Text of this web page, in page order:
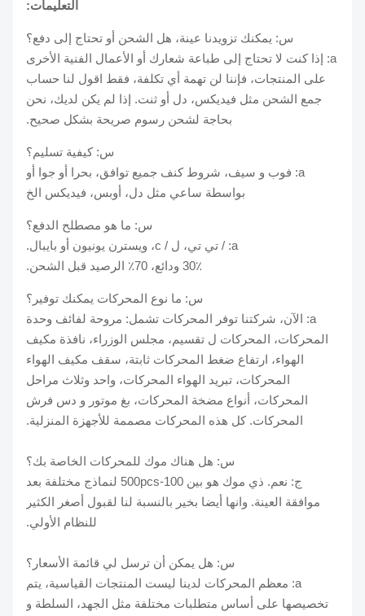
التعليمات:
س: يمكنك تزويدنا عينة، هل الشحن أو تحتاج إلى دفع؟
a: إذا كنت لا تحتاج إلى طباعة شعارك أو الأعمال الفنية الأخرى
على المنتجات، فإننا لن تهمة أي تكلفة، فقط اقول لنا حساب
جمع الشحن مثل فيديكس، دل أو ثنت. إذا لم يكن لديك، نحن
بحاجة لشحن رسوم صريحة بشكل صحيح.
س: كيفية تسليم؟
a: فوب و سيف، شروط كنف جميع توافق، بحرا أو جوا أو
بواسطة ساعي مثل دل، أوبس، فيديكس الخ
س: ما هو مصطلح الدفع؟
س: ما نوع المحركات يمكنك توفير؟
a: الآن، شركتنا توفر المحركات تشمل: مروحة لفائف وحدة
المحركات، المحركات ل تقسيم، مجلس الوزراء، نافذة مكيف
الهواء، ارتفاع ضغط المحركات ثابتة، سقف مكيف الهواء
المحركات، تبريد الهواء المحركات، واحد وثلاث مراحل
المحركات، أنواع مضخة المحركات، بغ موتور و دس فرش
المحركات. كل هذه المحركات مصممة للأجهزة المنزلية.
س: هل هناك موك للمحركات الخاصة بك؟
ج: نعم. ذي موك هو بين 100-500pcs لنماذج مختلفة بعد
موافقة العينة. وانها أيضا بخير بالنسبة لنا لقبول أصغر الكثير
للنظام الأولي.
س: هل يمكن أن ترسل لي قائمة الأسعار؟
a: معظم المحركات لدينا ليست المنتجات القياسية، يتم
تخصيصها على أساس متطلبات مختلفة مثل الجهد، السلطة و